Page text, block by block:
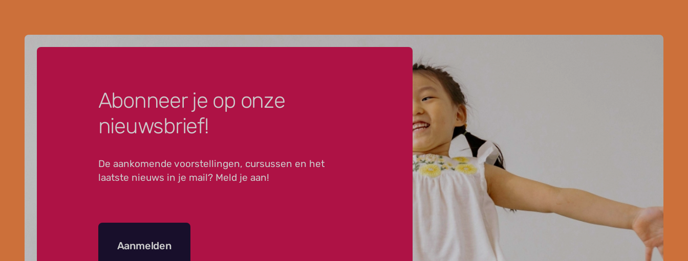
Abonneer je op onze
nieuwsbrief!
De aankomende voorstellingen, cursussen en het
laatste nieuws in je mail? Meld je aan!
Aanmelden